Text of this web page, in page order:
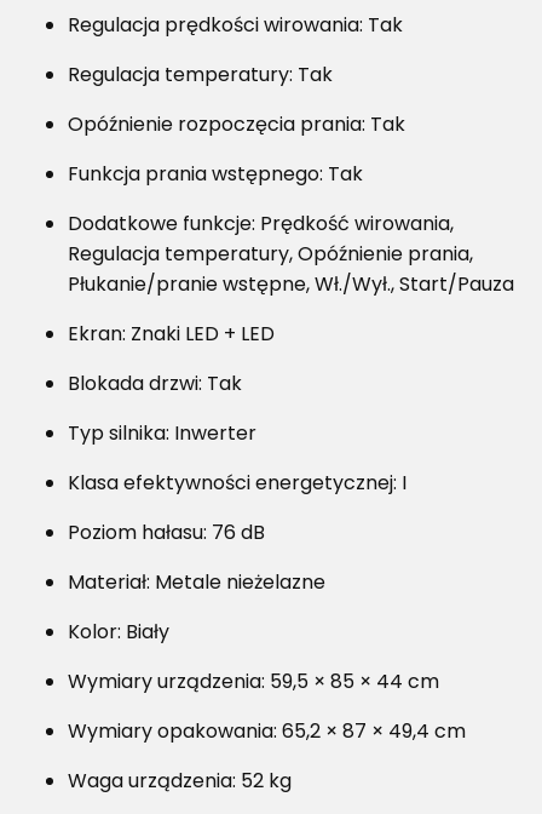
Regulacja prędkości wirowania: Tak
Regulacja temperatury: Tak
Opóźnienie rozpoczęcia prania: Tak
Funkcja prania wstępnego: Tak
Dodatkowe funkcje: Prędkość wirowania,
Regulacja temperatury, Opóźnienie prania,
Płukanie/pranie wstępne, Wł./Wył., Start/Pauza
Ekran: Znaki LED + LED
Blokada drzwi: Tak
Typ silnika: Inwerter
Klasa efektywności energetycznej: I
Poziom hałasu: 76 dB
Materiał: Metale nieżelazne
Kolor: Biały
Wymiary urządzenia: 59,5 × 85 × 44 cm
Wymiary opakowania: 65,2 × 87 × 49,4 cm
Waga urządzenia: 52 kg